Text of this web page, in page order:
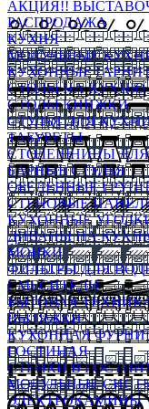
АКЦИЯ!!
РАСПРОДАЖА
КУХНЯ
МОДУЛЬНЫЕ
КУХОННЫЕ
СТОЛЫ НА КУХНЮ
СТОЛЫ КНИЖКИ
СТУЛЬЯ ДЛЯ
ТАБУРЕТЫ
СТОЛЕШНИЦЫ
БАРНЫЕ СТУЛЬЯ
ОБЕДЕННЫЕ
СТЕНОВЫЕ
КУХОННЫЕ
ДИВАНЫ НА
МОЙКИ
ФИЛЬТРЫ ДЛЯ
СМЕСИТЕЛИ
БЫТОВАЯ
ВЫТЯЖКИ
КУХОННАЯ
ГОСТИНАЯ
СТЕНКИ В
МОДУЛЬНЫЕ
ЭЛЕКТРОКАМИНЫ